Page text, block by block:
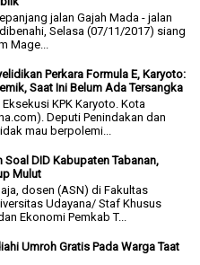
jalan Gajah Mada - jalan
Selasa (07/11/2017) siang
Mage...
Perkara Formula E, Karyoto:
Saat Ini Belum Ada Tersangka
KPK Karyoto. Kota
Deputi Penindakan dan
mau berpolemi...
Soal DID Kabupaten Tabanan,
Mulut
dosen (ASN) di Fakultas
Udayana/ Staf Khusus
Ekonomi Pemkab T...
Umroh Gratis Pada Warga Taat